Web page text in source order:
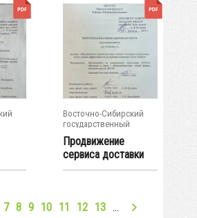
Восточно-Сибирский
государственный
университет...
Продвижение
сервиса доставки
готового питания в...
7 8 9 10 11 12 13 …